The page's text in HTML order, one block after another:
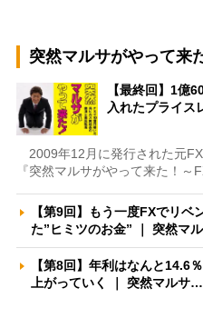
突然マルサがやって来
【最終回】1億
入れたプライ
2009年12月に発行された元
『突然マルサがやって来た！～
【第9回】もう一度FXでリ
た”ヒミツのお金” ｜ 突然マ
【第8回】年利はなんと
上がっていく ｜ 突然マルサ…